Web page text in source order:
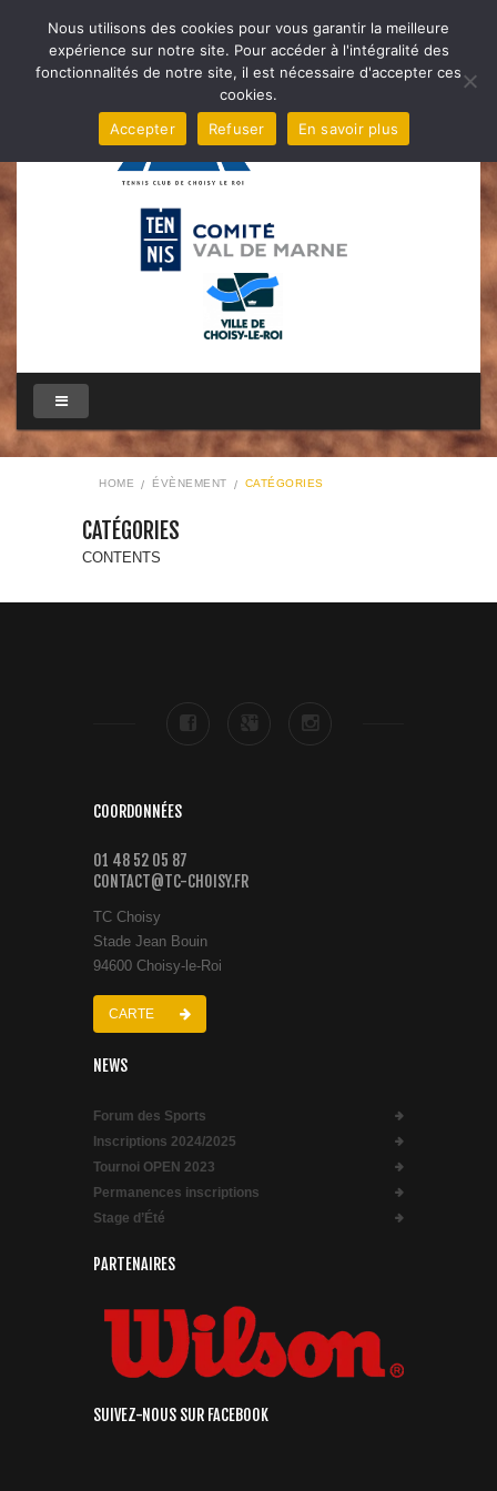
HOME ÉVÈNEMENT CATÉGORIES
CATÉGORIES
CONTENTS
COORDONNÉES
01 48 52 05 87
CONTACT@TC-CHOISY.FR
TC Choisy
Stade Jean Bouin
94600 Choisy-le-Roi
CARTE
NEWS
Forum des Sports
Inscriptions 2024/2025
Tournoi OPEN 2023
Permanences inscriptions
Stage d’Été
PARTENAIRES
SUIVEZ-NOUS SUR FACEBOOK
Nous utilisons des cookies pour vous garantir la meilleure
expérience sur notre site. Pour accéder à l'intégralité des
fonctionnalités de notre site, il est nécessaire d'accepter ces
cookies.
Accepter
Refuser En savoir plus